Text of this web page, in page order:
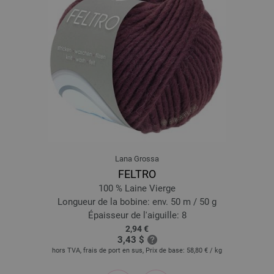
033-gris platine | EAN: 4033493090599
034-rose | EAN: 4033493104340
035-mauve | EAN: 4033493104357
036-brun noir | EAN: 4033493104364
038-jean | EAN: 4033493104388
039-turquoise | EAN: 4033493104395
041-saumon | EAN: 4033493118309
042-cyclamen | EAN: 4033493118316
044-bleu turquoise | EAN: 4033493118330
045-grège | EAN: 4033493118347
046-gris foncé | EAN: 4033493118354
048-menthe | EAN: 4033493133692
049-mauve | EAN: 4033493133708
050-carnation | EAN: 4033493133715
Lana Grossa
FELTRO
100 % Laine Vierge
Longueur de la bobine: env. 50 m / 50 g
Épaisseur de l'aiguille: 8
2,94 €
3,43 $
hors TVA, frais de port en sus, Prix de base: 58,80 € / kg